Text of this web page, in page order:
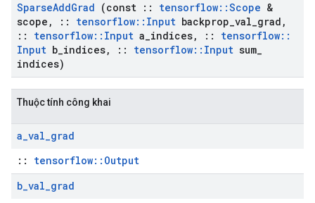
SparseAddGrad (const :: tensorflow::Scope &
scope , :: tensorflow:: Input backprop val grad ,
::
tensorflow:: Input a indices, :: tensorflow::
Input b indices, :: tensorflow:: Input sum
indices)
Thuộc tính công khai
a_val_grad
:: tensorflow::Output
b_val_grad